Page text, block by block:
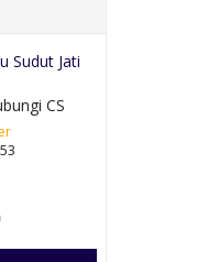
Sudut Jati
CS